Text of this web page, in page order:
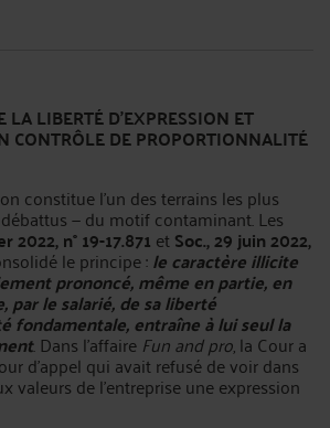
LA LIBERTÉ D'EXPRESSION ET
CONTRÔLE DE PROPORTIONNALITÉ
constitue l'un des terrains les plus
— du motif contaminant. Les
2022, n° 19-17.871 etSoc., 29 juin 2022,
le principe :le caractère illicite
prononcé, même en partie, en
par le salarié, de sa liberté
fondamentale, entraîne à lui seul la
. Dans l'affaire Fun and pro, la Cour a
d'appel qui avait refusé de voir dans
valeurs de l'entreprise une expression